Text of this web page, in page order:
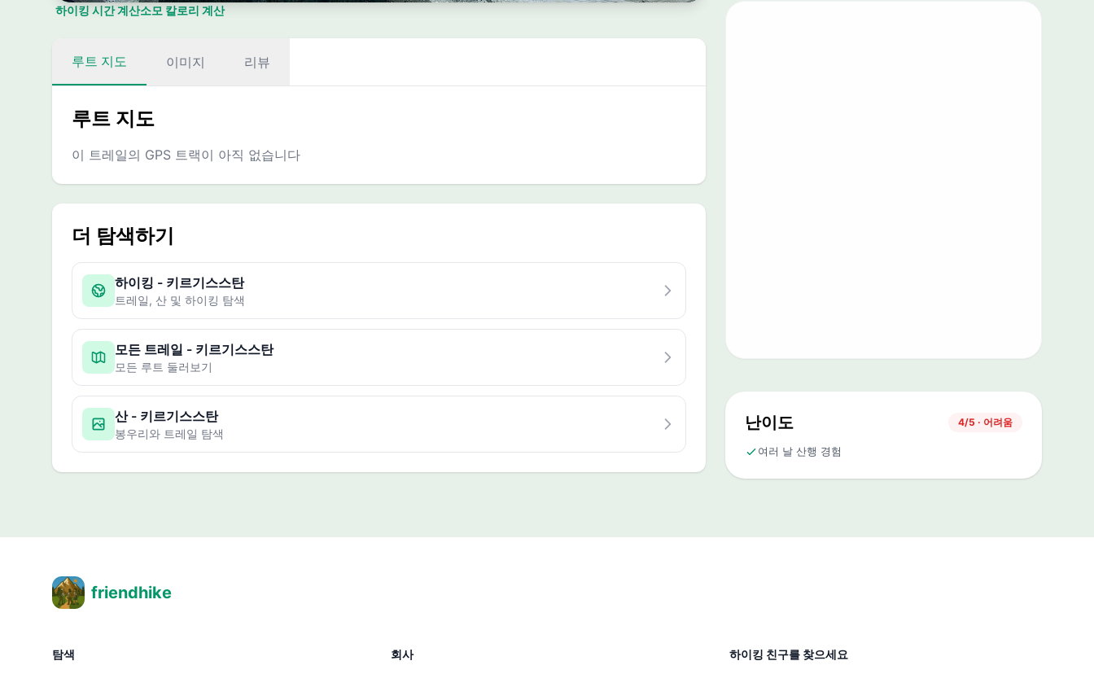
하이킹 시간 계산소모 칼로리 계산
루트 지도 이미지 리뷰
루트 지도
이 트레일의 GPS 트랙이 아직 없습니다
더 탐색하기
하이킹 - 키르기스스탄
트레일, 산 및 하이킹 탐색
모든 트레일 - 키르기스스탄
모든 루트 둘러보기
산 - 키르기스스탄
봉우리와 트레일 탐색
난이도 4/5 · 어려움
여러 날 산행 경험
friendhike
탐색 회사 하이킹 친구를 찾으세요